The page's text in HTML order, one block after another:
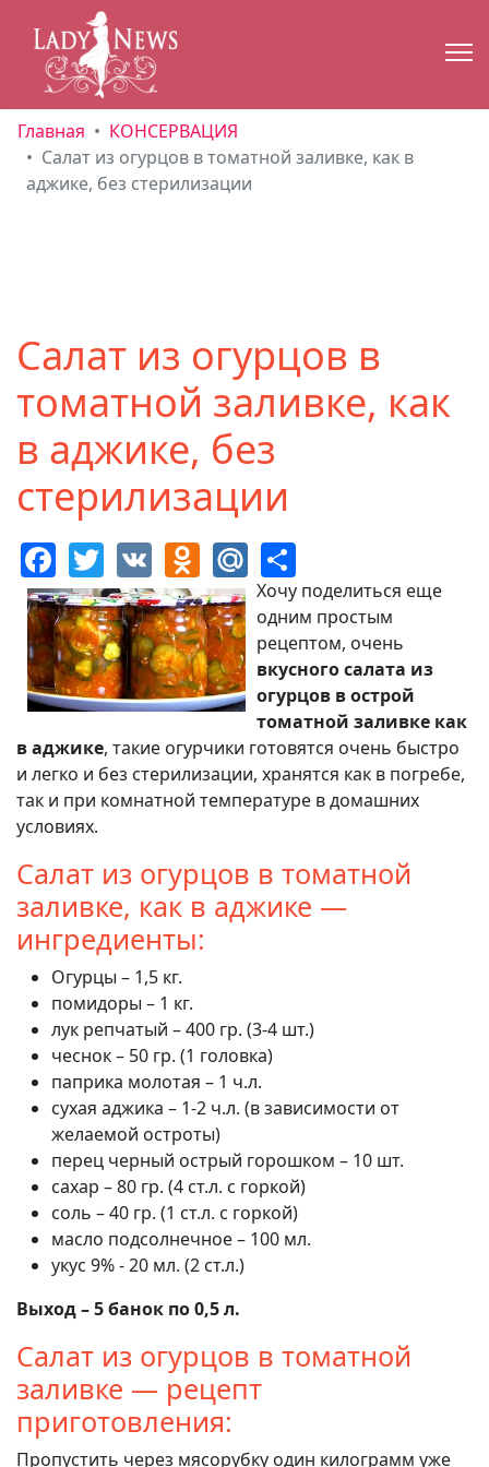
Главная
КОНСЕРВАЦИЯ
Салат из огурцов в томатной заливке, как в
аджике, без стерилизации
Салат из огурцов в
томатной заливке, как
в аджике, без
стерилизации
Facebook
Twitter
VK Odnoklassniki
Mail.Ru
Хочу поделиться еще
одним простым
рецептом, очень
вкусного салата из
огурцов в острой
томатной заливке как
в аджике, такие огурчики готовятся очень быстро
и легко и без стерилизации, хранятся как в погребе,
так и при комнатной температуре в домашних
условиях.
Салат из огурцов в томатной
заливке, как в аджике —
ингредиенты:
Огурцы – 1,5 кг.
помидоры – 1 кг.
лук репчатый – 400 гр. (3-4 шт.)
чеснок – 50 гр. (1 головка)
паприка молотая – 1 ч.л.
сухая аджика – 1-2 ч.л. (в зависимости от
желаемой остроты)
перец черный острый горошком – 10 шт.
сахар – 80 гр. (4 ст.л. с горкой)
соль – 40 гр. (1 ст.л. с горкой)
масло подсолнечное – 100 мл.
укус 9% - 20 мл. (2 ст.л.)
Выход – 5 банок по 0,5 л.
Салат из огурцов в томатной
заливке — рецепт
приготовления:
Пропустить через мясорубку один килограмм уже